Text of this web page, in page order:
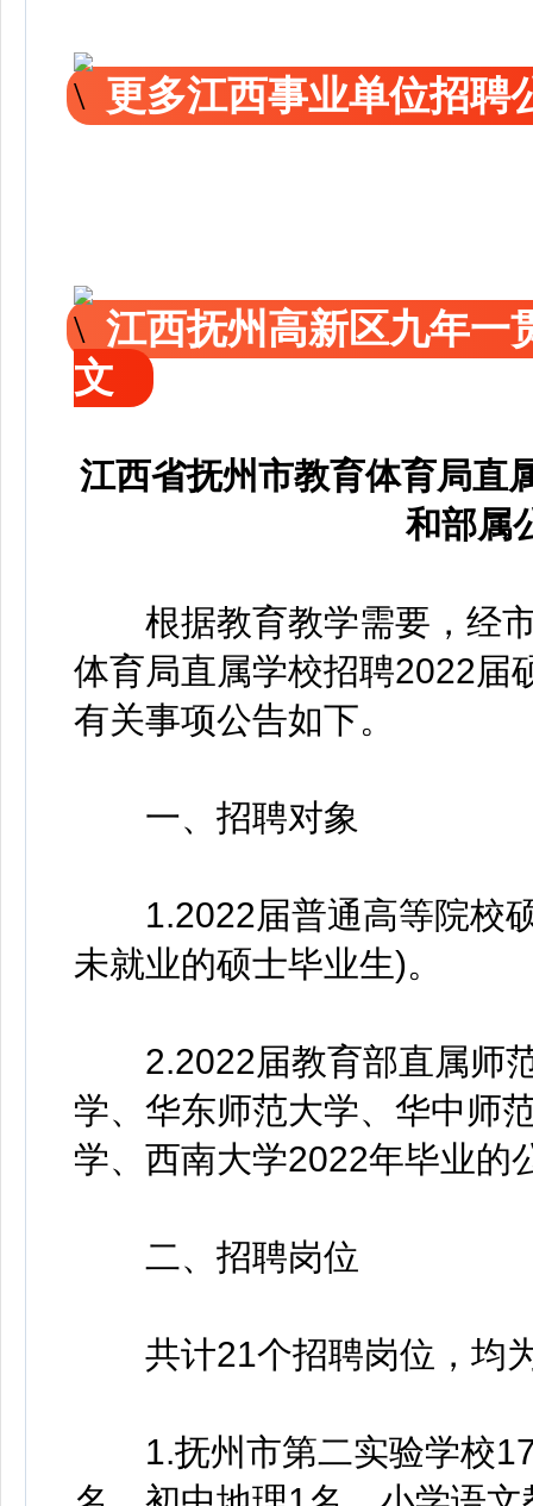
更多江西事业单位招聘
江西抚州高新区九年一
文
江西省抚州市教育体育局直
和部属
根据教育教学需要，经市
体育局直属学校招聘2022届
有关事项公告如下。
一、招聘对象
1.2022届普通高等院校硕
未就业的硕士毕业生)。
2.2022届教育部直属师范
学、华东师范大学、华中师
学、西南大学2022年毕业的
二、招聘岗位
共计21个招聘岗位，均
1.抚州市第二实验学校17